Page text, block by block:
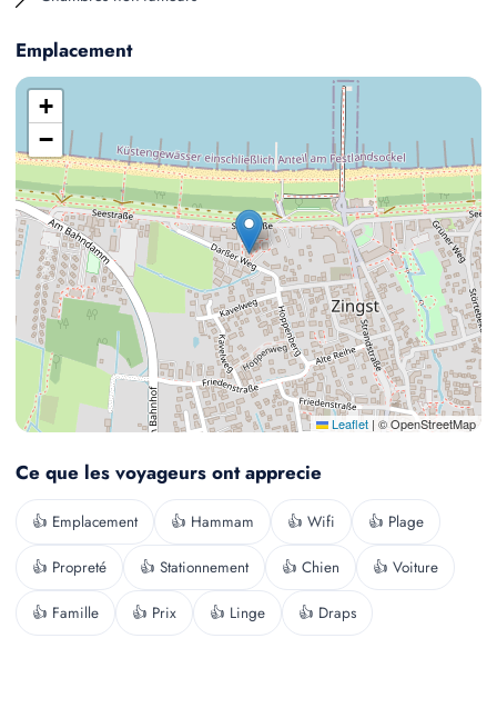
Emplacement
+
−
Leaflet | © OpenStreetMap
Ce que les voyageurs ont apprecie
👍 Emplacement 👍 Hammam 👍 Wifi 👍 Plage
👍 Propreté 👍 Stationnement 👍 Chien 👍 Voiture
👍 Famille 👍 Prix 👍 Linge 👍 Draps